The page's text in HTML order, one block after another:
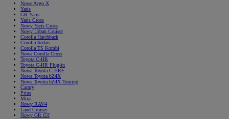
Nowe Aygo X
Yaris
GR Yaris
Yaris Cross
Nowy Yaris Cross
Nowy Urban Cruiser
Corolla Hatchback
Corolla Sedan
Corolla TS Kombi
Nowa Corolla Cross
Toyota C-HR
Toyota C-HR Plug-in
Nowa Toyota C-HR+
Nowa Toyota bZ4X
Nowa Toyota bZ4X Touring
Camry
Prius
Mirai
Nowy RAV4
Land Cruiser
Nowy GR GT